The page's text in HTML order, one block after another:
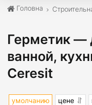
Головна
Герметик —
ванной,
Ceresit
умолчанию цене